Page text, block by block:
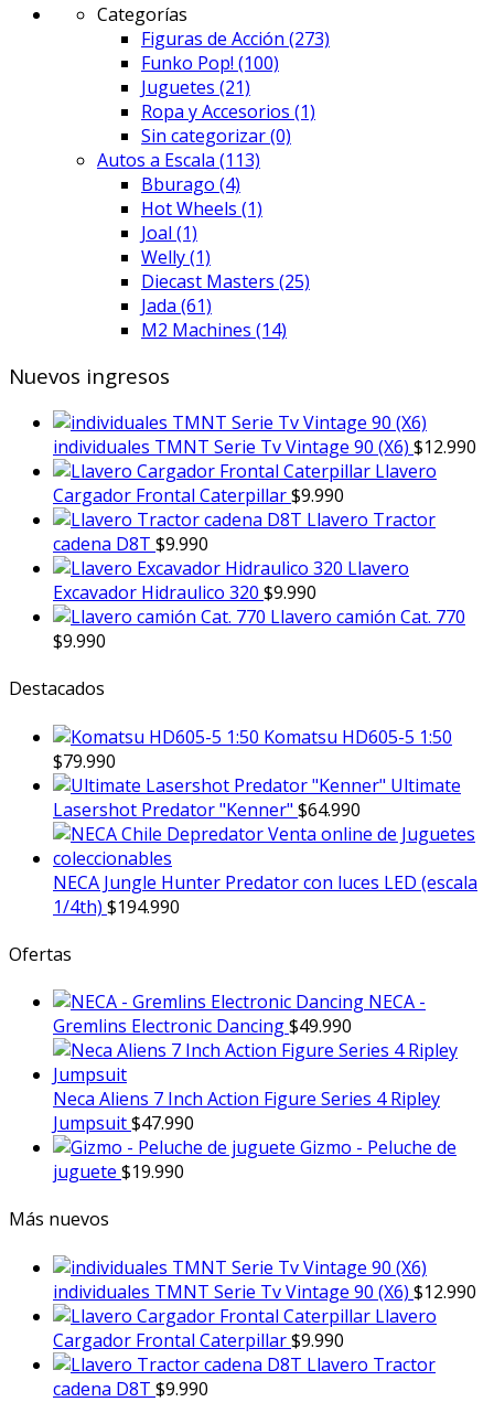
Categorías
Figuras de Acción (273)
Funko Pop! (100)
Juguetes (21)
Ropa y Accesorios (1)
Sin categorizar(0)
Autos a Escala (113)
Bburago (4)
Hot Wheels (1)
Joal (1)
Welly(1)
Diecast Masters (25)
Jada (61)
M2 Machines (14)
Nuevos ingresos
individuales TMNT Serie Tv Vintage 90 (X6) $12.990
Llavero
Cargador Frontal Caterpillar$9.990
Llavero Tractor
cadena D8T $9.990
Llavero
Excavador Hidraulico 320 $9.990
Llavero camión Cat. 770
$9.990
Destacados
Komatsu HD605-5 1:50
$79.990
Ultimate
Lasershot Predator "Kenner" $64.990
NECA Jungle Hunter Predator con luces LED (escala
1/4th) $194.990
Ofertas
NECA -
Gremlins Electronic Dancing$49.990
Neca Aliens 7 Inch Action Figure Series 4 Ripley
Jumpsuit$47.990
Gizmo - Peluche de
juguete $19.990
Más nuevos
individuales TMNT Serie Tv Vintage 90 (X6) $12.990
Llavero
Cargador Frontal Caterpillar$9.990
Llavero Tractor
cadena D8T $9.990